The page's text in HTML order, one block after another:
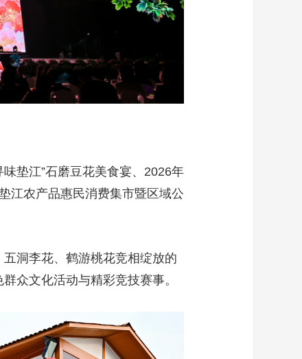
垫江”石磨豆花美食宴、2026年
江农产品惠民消费集市暨区域公
洞李花、鹤游桃花竞相绽放的
众文化活动与精彩竞技赛事。